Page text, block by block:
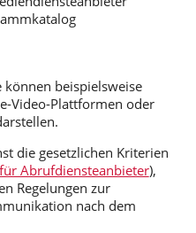
beispielsweise
Video-Plattformen oder
die gesetzlichen Kriterien
Abrufdiensteanbieter),
Regelungen zur
nach dem